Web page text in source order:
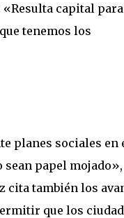
capital
tenemos los
planes sociales en
sean papel mojado»,
cita también los
que los